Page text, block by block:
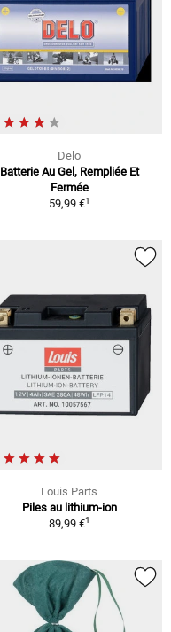
Delo
Batterie Au Gel, Rempliée Et
Fermée
59,99 €1
Louis Parts
Piles au lithium-ion
89,99 €1